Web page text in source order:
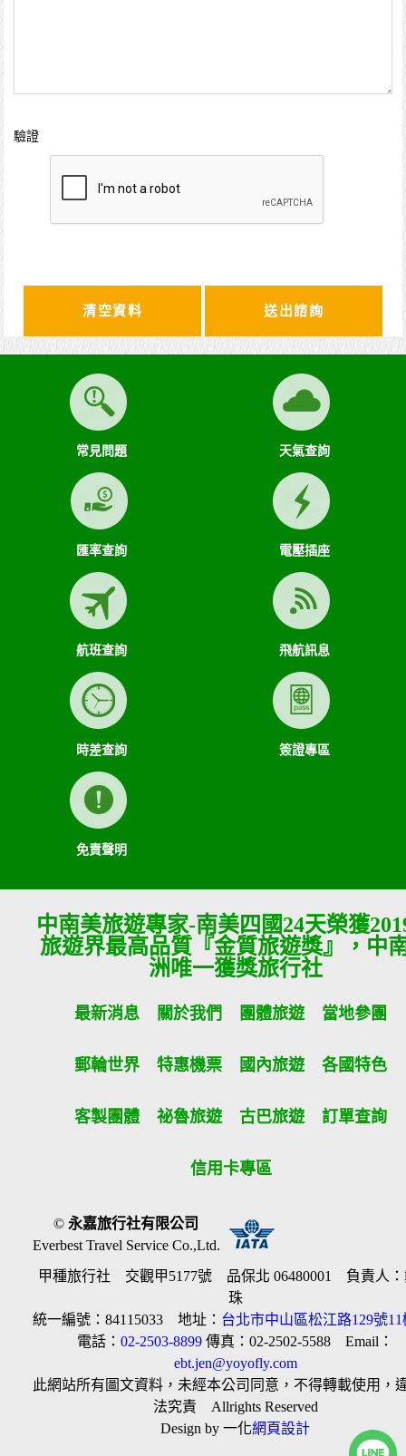
驗證
清空資料
常見問題 天氣查詢
匯率查詢 電壓插座
航班查詢 飛航訊息
時差查詢 簽證專區
免責聲明
中南美旅遊專家-南美四國24天榮獲
旅遊界最高品質『金質旅遊獎』，中
洲唯一獲獎旅行社
最新消息 關於我們 團體旅遊 當地參團
郵輪世界 特惠機票 國內旅遊 各國特色
客製團體 祕魯旅遊 古巴旅遊 訂單查詢
信用卡專區
©永嘉旅行社有限公司
Everbest Travel Service Co.,Ltd.
甲種旅行社 交觀甲5177號 品保北 06480001 負責人：
珠
統一編號：84115033 地址： 台北市中山區松江路129號11
電話：02-2503-8899 傳真：02-2502-5588 Email：
ebt.jen@yoyofly.com
此網站所有圖文資料，未經本公司同意，不得轉載使用，
法究責 Allrights Reserved
Design by 一化網頁設計